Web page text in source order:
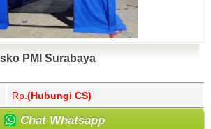
PMI Surabaya
Rp. (Hubungi CS)
Chat Whatsapp